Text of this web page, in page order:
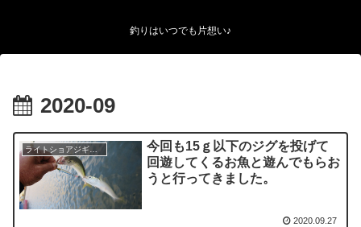
釣りはいつでも片想い♪
2020-09
ライトショアジギング
今回も15ｇ以下のジグを投げて
回遊してくるお魚と遊んでもらお
うと行ってきました。
2020.09.27